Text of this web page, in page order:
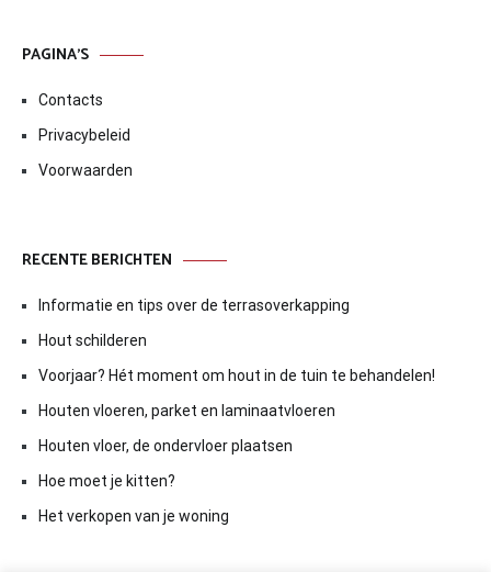
PAGINA’S
Contacts
Privacybeleid
Voorwaarden
RECENTE BERICHTEN
Informatie en tips over de terrasoverkapping
Hout schilderen
Voorjaar? Hét moment om hout in de tuin te behandelen!
Houten vloeren, parket en laminaatvloeren
Houten vloer, de ondervloer plaatsen
Hoe moet je kitten?
Het verkopen van je woning